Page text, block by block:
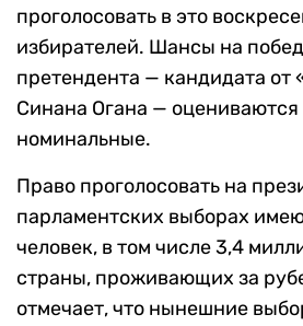
проголосовать в это
избирателей. Шансы на
претендента — кандидата от
Синана Огана — оцениваются
номинальные.
Право проголосовать на
парламентских выборах
человек, в том числе 3,4
страны, проживающих за
отмечает, что нынешние